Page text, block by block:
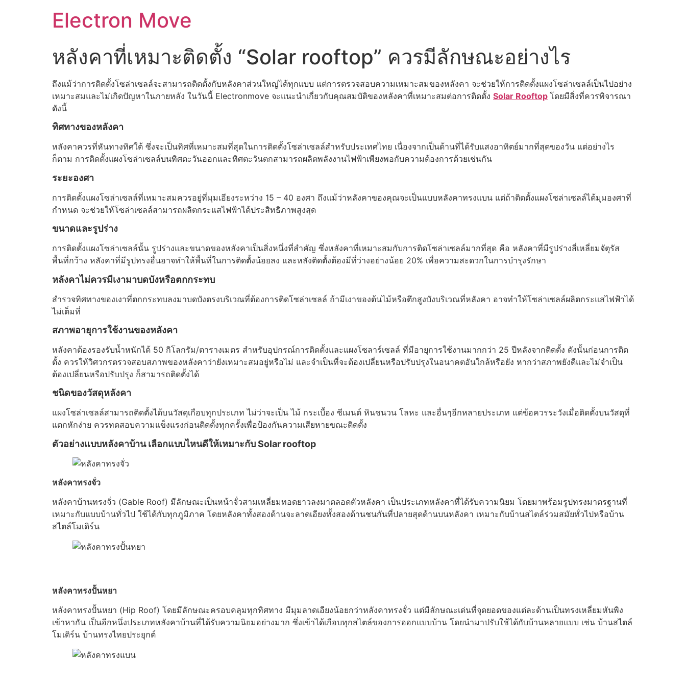
Electron Move
หลังคาที่เหมาะติดตั้ง “Solar rooftop” ควรมีลักษณะอย่างไร
ถึงแม้ว่าการติดตั้งโซล่าเซลล์จะสามารถติดตั้งกับหลังคาส่วนใหญ่ได้ทุกแบบ แต่การตรวจสอบความเหมาะสมของหลังคา จะช่วยให้การติดตั้งแผงโซล่าเซลล์เป็นไปอย่าง
เหมาะสมและไม่เกิดปัญหาในภายหลัง ในวันนี้ Electronmove จะแนะนำเกี่ยวกับคุณสมบัติของหลังคาที่เหมาะสมต่อการติดตั้ง Solar Rooftop โดยมีสิ่งที่ควรพิจารณา
ดังนี้
ทิศทางของหลังคา
หลังคาควรที่หันทางทิศใต้ ซึ่งจะเป็นทิศที่เหมาะสมที่สุดในการติดตั้งโซล่าเซลล์สำหรับประเทศไทย เนื่องจากเป็นด้านที่ได้รับแสงอาทิตย์มากที่สุดของวัน แต่อย่างไร
ก็ตาม การติดตั้งแผงโซล่าเซลล์บนทิศตะวันออกและทิศตะวันตกสามารถผลิตพลังงานไฟฟ้าเพียงพอกับความต้องการด้วยเช่นกัน
ระยะองศา
การติดตั้งแผงโซล่าเซลล์ที่เหมาะสมควรอยู่ที่มุมเอียงระหว่าง 15 – 40 องศา ถึงแม้ว่าหลังคาของคุณจะเป็นแบบหลังคาทรงแบน แต่ถ้าติดตั้งแผงโซล่าเซลล์ได้มุมองศาที่
กำหนด จะช่วยให้โซล่าเซลล์สามารถผลิตกระแสไฟฟ้าได้ประสิทธิภาพสูงสุด
ขนาดและรูปร่าง
การติดตั้งแผงโซล่าเซลล์นั้น รูปร่างและขนาดของหลังคาเป็นสิ่งหนึ่งที่สำคัญ ซึ่งหลังคาที่เหมาะสมกับการติดโซล่าเซลล์มากที่สุด คือ หลังคาที่มีรูปร่างสี่เหลี่ยมจัตุรัส
พื้นที่กว้าง หลังคาที่มีรูปทรงอื่นอาจทำให้พื้นที่ในการติดตั้งน้อยลง และหลังติดตั้งต้องมีที่ว่างอย่างน้อย 20% เพื่อความสะดวกในการบำรุงรักษา
หลังคาไม่ควรมีเงามาบดบังหรือตกกระทบ
สำรวจทิศทางของเงาที่ตกกระทบลงมาบดบังตรงบริเวณที่ต้องการติดโซล่าเซลล์ ถ้ามีเงาของต้นไม้หรือตึกสูงบังบริเวณที่หลังคา อาจทำให้โซล่าเซลล์ผลิตกระแสไฟฟ้าได้
ไม่เต็มที่
สภาพอายุการใช้งานของหลังคา
หลังคาต้องรองรับน้ำหนักได้ 50 กิโลกรัม/ตารางเมตร สำหรับอุปกรณ์การติดตั้งและแผงโซลาร์เซลล์ ที่มีอายุการใช้งานมากกว่า 25 ปีหลังจากติดตั้ง ดังนั้นก่อนการติด
ตั้ง ควรให้วิศวกรตรวจสอบสภาพของหลังคาว่ายังเหมาะสมอยู่หรือไม่ และจำเป็นที่จะต้องเปลี่ยนหรือปรับปรุงในอนาคตอันใกล้หรือยัง หากว่าสภาพยังดีและไม่จำเป็น
ต้องเปลี่ยนหรือปรับปรุง ก็สามารถติดตั้งได้
ชนิดของวัสดุหลังคา
แผงโซล่าเซลล์สามารถติดตั้งได้บนวัสดุเกือบทุกประเภท ไม่ว่าจะเป็น ไม้ กระเบื้อง ซีเมนต์ หินชนวน โลหะ และอื่นๆอีกหลายประเภท แต่ข้อควรระวังเมื่อติดตั้งบนวัสดุที่
แตกหักง่าย ควรทดสอบความแข็งแรงก่อนติดตั้งทุกครั้งเพื่อป้องกันความเสียหายขณะติดตั้ง
ตัวอย่างแบบหลังคาบ้าน เลือกแบบไหนดีให้เหมาะกับ Solar rooftop
หลังคาทรงจั่ว
หลังคาบ้านทรงจั่ว (Gable Roof) มีลักษณะเป็นหน้าจั่วสามเหลี่ยมทอดยาวลงมาตลอดตัวหลังคา เป็นประเภทหลังคาที่ได้รับความนิยม โดยมาพร้อมรูปทรงมาตรฐานที่
เหมาะกับแบบบ้านทั่วไป ใช้ได้กับทุกภูมิภาค โดยหลังคาทั้งสองด้านจะลาดเอียงทั้งสองด้านชนกันที่ปลายสุดด้านบนหลังคา เหมาะกับบ้านสไตล์ร่วมสมัยทั่วไปหรือบ้าน
สไตล์โมเดิร์น
หลังคาทรงปั้นหยา
หลังคาทรงปั้นหยา (Hip Roof) โดยมีลักษณะครอบคลุมทุกทิศทาง มีมุมลาดเอียงน้อยกว่าหลังคาทรงจั่ว แต่มีลักษณะเด่นที่จุดยอดของแต่ละด้านเป็นทรงเหลี่ยมหันพิง
เข้าหากัน เป็นอีกหนึ่งประเภทหลังคาบ้านที่ได้รับความนิยมอย่างมาก ซึ่งเข้าได้เกือบทุกสไตล์ของการออกแบบบ้าน โดยนำมาปรับใช้ได้กับบ้านหลายแบบ เช่น บ้านสไตล์
โมเดิร์น บ้านทรงไทยประยุกต์